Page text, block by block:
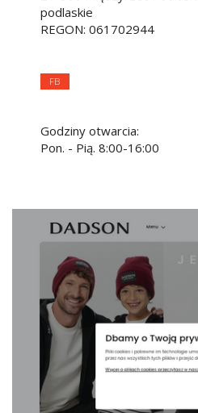
podlaskie
REGON: 061702944
FB
Godziny otwarcia:
Pon. - Pią. 8:00-16:00